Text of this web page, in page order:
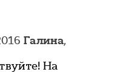
Галина,
На